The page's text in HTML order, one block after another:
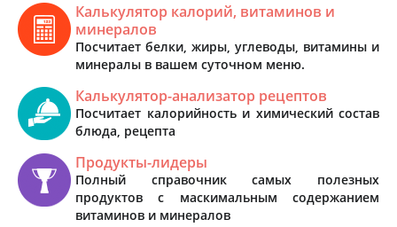
Калькулятор калорий, витаминов и
минералов
Посчитает белки, жиры, углеводы, витамины и
минералы в вашем суточном меню.
Калькулятор-анализатор рецептов
Посчитает калорийность и химический состав
блюда, рецепта
Продукты-лидеры
Полный справочник самых полезных
продуктов с маскимальным содержанием
витаминов и минералов